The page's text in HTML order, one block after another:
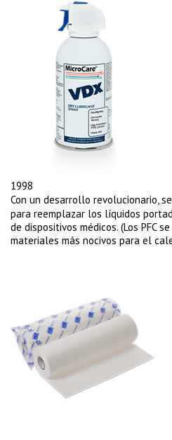
1998
Con un desarrollo revolucionario,
para reemplazar los líquidos
de dispositivos médicos. (Los PFC
materiales más nocivos para el